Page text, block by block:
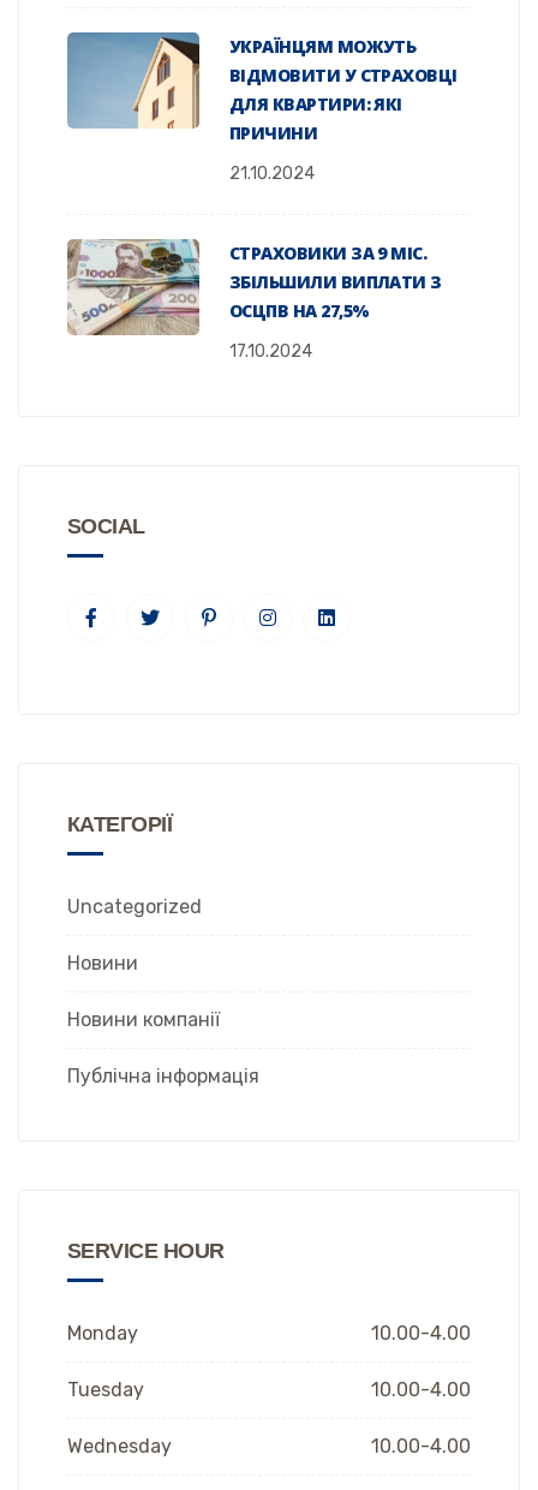
УКРАЇНЦЯМ МОЖУТЬ
ВІДМОВИТИ У СТРАХОВЦІ
ДЛЯ КВАРТИРИ: ЯКІ
ПРИЧИНИ
21.10.2024
СТРАХОВИКИ ЗА 9 МІС.
ЗБІЛЬШИЛИ ВИПЛАТИ З
ОСЦПВ НА 27,5%
17.10.2024
SOCIAL
КАТЕГОРІЇ
Uncategorized
Новини
Новини компанії
Публічна інформація
SERVICE HOUR
Monday 10.00-4.00
Tuesday 10.00-4.00
Wednesday 10.00-4.00